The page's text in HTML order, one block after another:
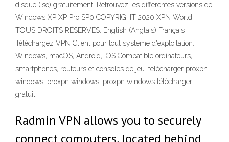
disque (iso) gratuitement. Retrouvez les différentes versions de
Windows XP XP Pro SP0 COPYRIGHT 2020 XPN World,
TOUS DROITS RÉSERVÉS. English (Anglais) Français
Téléchargez VPN Client pour tout système d'exploitation:
Windows, macOS, Android, iOS Compatible ordinateurs,
smartphones, routeurs et consoles de jeu. télécharger proxpn
windows, proxpn windows, proxpn windows télécharger
gratuit
Radmin VPN allows you to securely
connect computers, located behind